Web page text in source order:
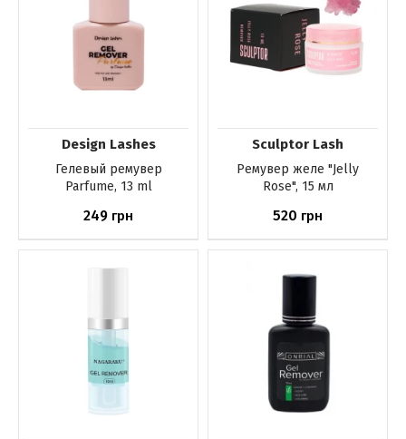
Design Lashes
Гелевый ремувер
Parfume, 13 ml
249 грн
Sculptor Lash
Ремувер желе "Jelly
Rose", 15 мл
520 грн